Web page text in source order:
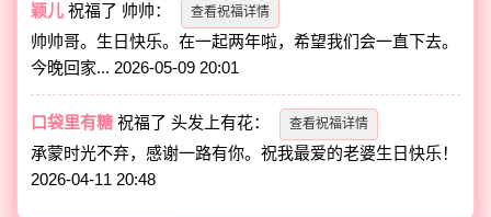
颖儿 祝福了 帅帅： 查看祝福详情
帅帅哥。生日快乐。在一起两年啦，希望我们会一直下去。
今晚回家... 2026-05-09 20:01
口袋里有糖 祝福了头发上有花： 查看祝福详情
承蒙时光不弃，感谢一路有你。祝我最爱的老婆生日快乐！
2026-04-11 20:48